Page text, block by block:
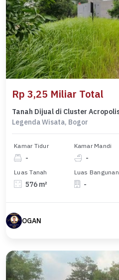
Rp 3,25 Miliar Total
Legenda Wisata, Bogor
Kamar Tidur
-
Kamar Mandi
-
Luas Tanah
576 m²
Luas Bangunan
-
OGAN